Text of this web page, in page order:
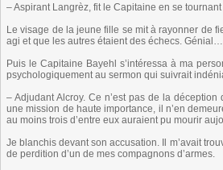
– Aspirant Langrèz, fit le Capitaine en se
Le visage de la jeune fille se mit à rayonner de
agi et que les autres étaient des échecs.
Puis le Capitaine Bayehl s’intéressa à ma
psychologiquement au sermon qui suivrait
– Adjudant Alcroy. Ce n’est pas de la
une mission de haute importance, il n’en
au moins trois d’entre eux auraient pu mourir
Je blanchis devant son accusation. Il m’avait
de perdition d’un de mes compagnons d’armes.